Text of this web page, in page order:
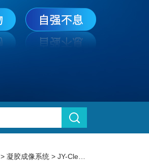
> 凝胶成像系统 > JY-Clear ECL型凝胶成像分析系统